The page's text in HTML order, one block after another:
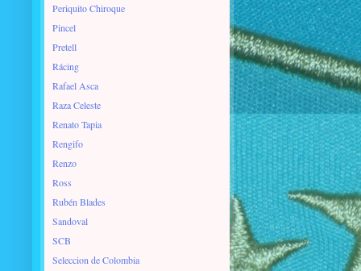
Periquito Chiroque
Pincel
Pretell
Rácing
Rafael Asca
Raza Celeste
Renato Tapia
Rengifo
Renzo
Ross
Rubén Blades
Sandoval
SCB
Seleccion de Colombia